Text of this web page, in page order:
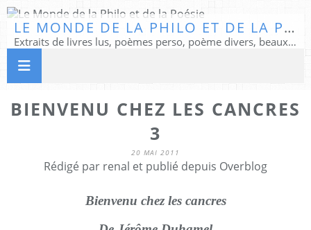
LE MONDE DE LA PHILO ET DE LA POÉSIE
Extraits de livres lus, poèmes perso, poème divers, beaux textes...
BIENVENU CHEZ LES CANCRES
3
20 MAI 2011
Rédigé par renal et publié depuis Overblog
Bienvenu chez les cancres